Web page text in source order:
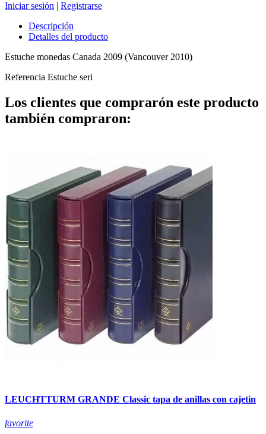
Iniciar sesión | Registrarse
Descripción
Detalles del producto
Estuche monedas Canada 2009 (Vancouver 2010)
Referencia Estuche seri
Los clientes que comprarón este producto
también compraron:
LEUCHTTURM GRANDE Classic tapa de anillas con cajetin
favorite